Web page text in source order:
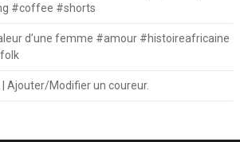
#coffee #shorts
d’une femme #amour #histoireafricaine
| Ajouter/Modifier un coureur.